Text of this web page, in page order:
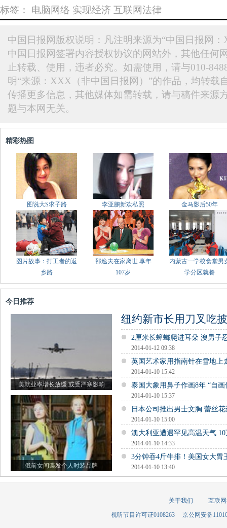
标签： 电脑网络 实现经济 互联网法律
中国日报网版权说明：凡注明来源为“中国日报网
中国日报网签署内容授权协议的网站外，其他任何
止转载、使用，违者必究。如需使用，请与010-
明“来源：XXX（非中国日报网）”的作品，均转载
传播更多信息，其他媒体如需转载，请与稿件来源
题与本网无关。
精彩热图
图说大S求子路 李亚鹏新欢私照 金马影后50年
图片故事：打工者的返
乡路
邵逸夫在家离世 享年
107岁
内蒙古一学校食堂男
学分区就餐
今日推荐
美就业率增长放缓 或受严寒影响
俄前女间谍发个人时装品牌
纽约新市长用刀叉吃
2厘米长蟑螂爬进耳朵 澳男子
2014-01-12 09:38
英国艺术家用指南针在雪地上
2014-01-10 15:42
泰国大象用鼻子作画8年 “自画
2014-01-10 15:37
日本公司推出男士文胸 蕾丝
2014-01-10 15:00
澳大利亚遭遇罕见高温天气
2014-01-10 14:33
3分钟吞4斤牛排！美国女大胃
2014-01-10 13:40
关于我们
互联
视听节目许可证0108263
京公网安备